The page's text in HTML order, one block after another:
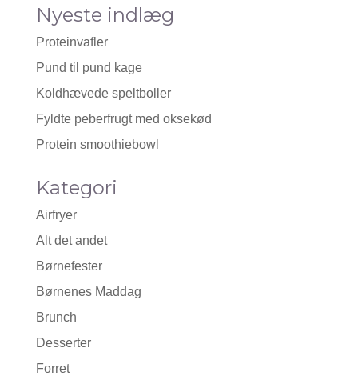
Nyeste indlæg
Proteinvafler
Pund til pund kage
Koldhævede speltboller
Fyldte peberfrugt med oksekød
Protein smoothiebowl
Kategori
Airfryer
Alt det andet
Børnefester
Børnenes Maddag
Brunch
Desserter
Forret